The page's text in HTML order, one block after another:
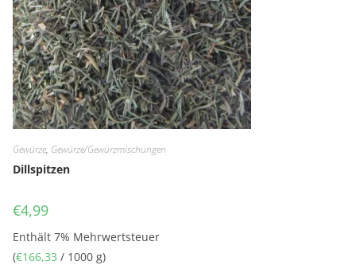
Gewürze, Gewürze/Gewürzmischungen
Dillspitzen
€4,99
Enthält 7% Mehrwertsteuer
(€166,33 / 1000 g)